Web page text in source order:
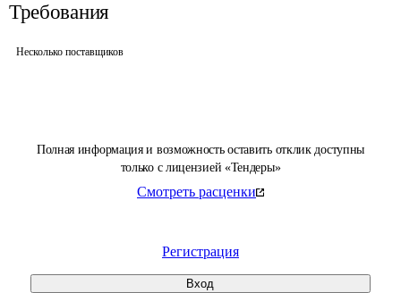
Полная информация и возможность оставить отклик доступны
только с лицензией «Тендеры»
Смотреть расценки
Регистрация
Вход
Требования
Несколько поставщиков